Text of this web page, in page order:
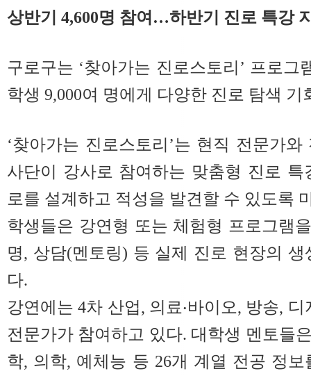
상반기 4,600명 참여…하반기 진로 특강
구로구는 ‘찾아가는 진로스토리’ 프로그
학생 9,000여 명에게 다양한 진로 탐색 기
‘찾아가는 진로스토리’는 현직 전문가
사단이 강사로 참여하는 맞춤형 진로
로를 설계하고 적성을 발견할 수 있도록
학생들은 강연형 또는 체험형 프로그램
명, 상담(멘토링) 등 실제 진로 현장의
다.
강연에는 4차 산업, 의료‧바이오, 방송,
전문가가 참여하고 있다. 대학생 멘토들
학, 의학, 예체능 등 26개 계열 전공 정